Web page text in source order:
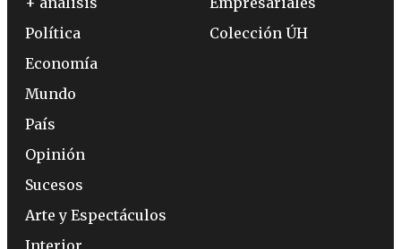
Política
Economía
Mundo
País
Opinión
Sucesos
Arte y Espectáculos
Interior
Colección ÚH